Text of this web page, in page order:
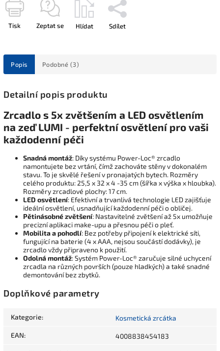
Tisk Zeptat se Hlídat Sdílet
Popis Podobné (3)
Detailní popis produktu
Zrcadlo s 5x zvětšením a LED osvětlením
na zeď LUMI - perfektní osvětlení pro vaši
každodenní péči
Snadná montáž: Díky systému Power-Loc® zrcadlo
namontujete bez vrtání, čímž zachováte stěny v dokonalém
stavu. To je skvělé řešení v pronajatých bytech. Rozměry
celého produktu: 25,5 x 32 x 4 -35 cm (šířka x výška x hloubka).
Rozměry zrcadlové plochy: 17 cm.
LED osvětlení: Efektivní a trvanlivá technologie LED zajišťuje
ideální osvětlení, usnadňující každodenní péči o obličej.
Pětinásobné zvětšení: Nastavitelné zvětšení až 5x umožňuje
precizní aplikaci make-upu a přesnou péči o pleť.
Mobilita a pohodlí: Bez potřeby připojení k elektrické síti,
fungující na baterie (4 x AAA, nejsou součástí dodávky), je
zrcadlo vždy připraveno k použití.
Odolná montáž: Systém Power-Loc® zaručuje silné uchycení
zrcadla na různých površích (pouze hladkých) a také snadné
demontování bez zbytků.
Doplňkové parametry
Kategorie: Kosmetická zrcátka
EAN: 4008838454183